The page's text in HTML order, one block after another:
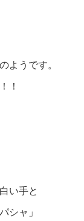
ようです。
！
い手と
シャ」